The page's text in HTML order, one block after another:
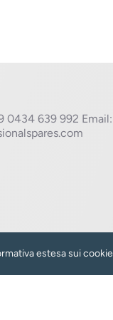
0434 639 992 Email:
estesa sui cookie